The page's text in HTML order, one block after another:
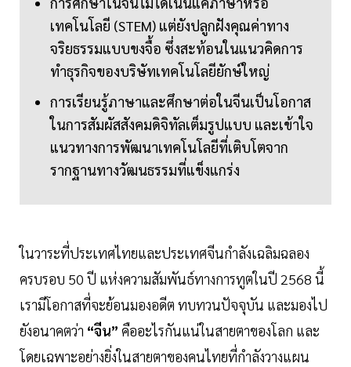
เทคโนโลยี (STEM) แต่ยังปลูกฝังคุณค่าทาง
จริยธรรมแบบขงจื้อ ซึ่งสะท้อนในแนวคิดการ
ทำธุรกิจของบริษัทเทคโนโลยียักษ์ใหญ่
การเรียนรู้ภาษาและศึกษาต่อในจีนเป็นโอกาส
ในการสัมผัสสังคมดิจิทัลเต็มรูปแบบ และเข้าใจ
แนวทางการพัฒนาเทคโนโลยีที่เติบโตจาก
รากฐานทางวัฒนธรรมที่แข็งแกร่ง
ในวาระที่ประเทศไทยและประเทศจีนกำลังเฉลิมฉลอง
ครบรอบ 50 ปี แห่งความสัมพันธ์ทางการทูตในปี 2568 นี้
เรามีโอกาสที่จะย้อนมองอดีต ทบทวนปัจจุบัน และมองไป
ยังอนาคตว่า “จีน” คืออะไรกันแน่ในสายตาของโลก และ
โดยเฉพาะอย่างยิ่งในสายตาของคนไทยที่กำลังวางแผน